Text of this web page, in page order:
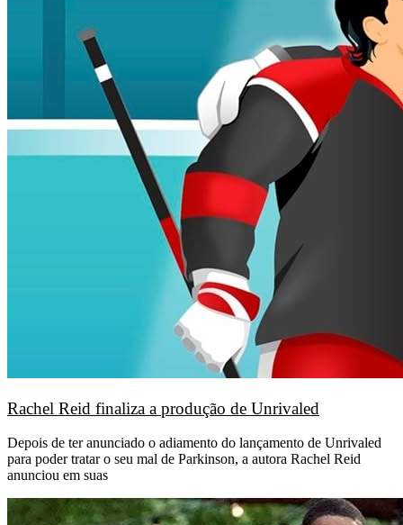
Rachel Reid finaliza a produção de Unrivaled
Depois de ter anunciado o adiamento do lançamento de Unrivaled
para poder tratar o seu mal de Parkinson, a autora Rachel Reid
anunciou em suas